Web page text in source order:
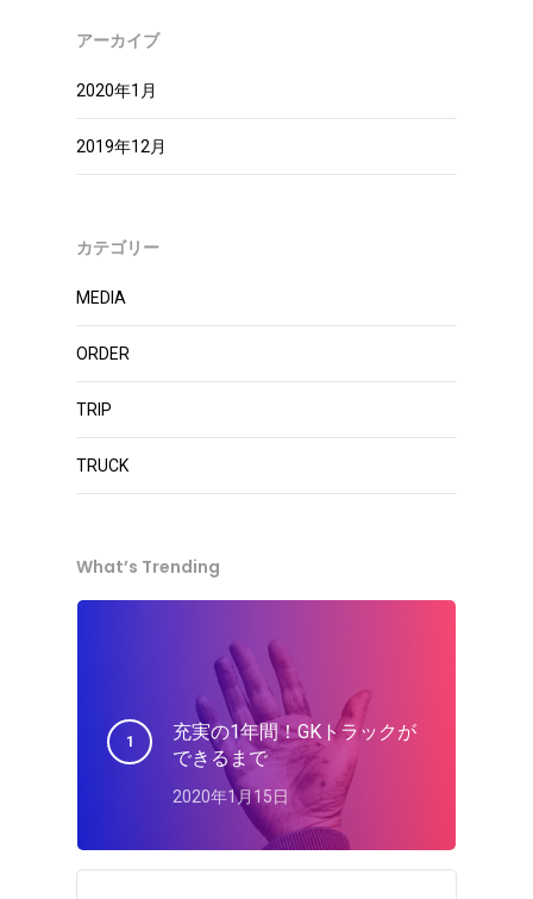
アーカイブ
2020年1月
2019年12月
カテゴリー
MEDIA
ORDER
TRIP
TRUCK
What’s Trending
充実の1年間！GKトラックが
できるまで
2020年1月15日